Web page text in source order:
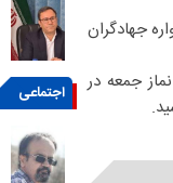
جهادگران
نماز جمعه در
اجتماعی